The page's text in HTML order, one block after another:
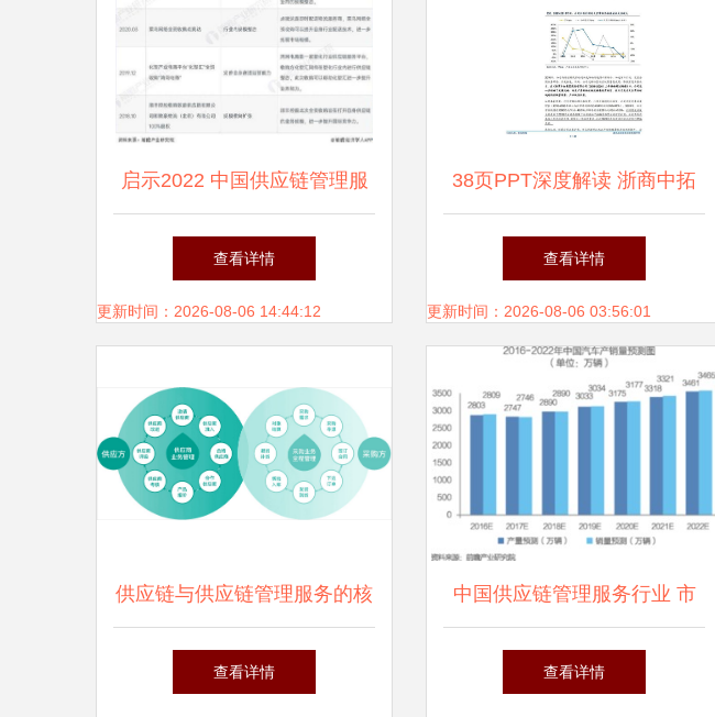
启示2022 中国供应链管理服
务行业投融资及兼并重组分析
查看详情
更新时间：2026-08-06 14:44:12
38页PPT深度解读 浙商中拓
大宗商品供应链服务商模式
查看详情
更新时间：2026-08-06 03:56:01
供应链与供应链管理服务的核
心解读
查看详情
中国供应链管理服务行业 市
场格局、商业模式与未来展望
查看详情